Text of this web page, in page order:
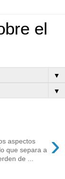
el
▼
▼
›
aspectos
que separa a
de ...